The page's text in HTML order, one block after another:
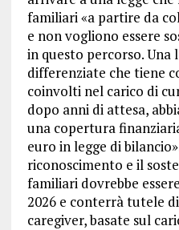
familiari «a partire da
e non vogliono essere
in questo percorso. Una
differenziate che tiene
coinvolti nel carico di
dopo anni di attesa,
una copertura
euro in legge di
riconoscimento e il
familiari dovrebbe
2026 e conterrà tutele
caregiver, basate sul